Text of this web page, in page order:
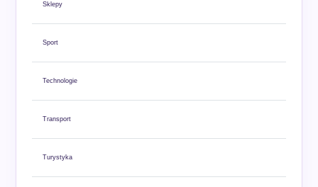
Sklepy
Sport
Technologie
Transport
Turystyka